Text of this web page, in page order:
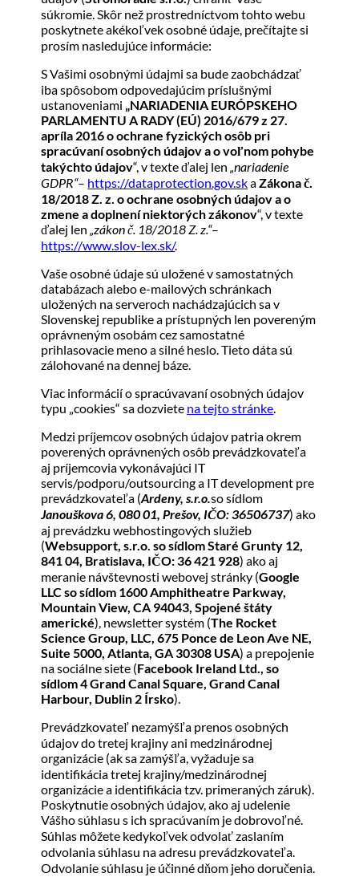
súkromie. Skôr než prostredníctvom tohto webu
poskytnete akékoľvek osobné údaje, prečítajte si
prosím nasledujúce informácie:
S Vašimi osobnými údajmi sa bude zaobchádzať
iba spôsobom odpovedajúcim príslušnými
ustanoveniami „NARIADENIA EURÓPSKEHO
PARLAMENTU A RADY (EÚ) 2016/679 z 27.
apríla 2016 o ochrane fyzických osôb pri
spracúvaní osobných údajov a o voľnom pohybe
takýchto údajov“, v texte ďalej len„nariadenie
GDPR“– https://dataprotection.gov.skaZákona č.
18/2018 Z. z. o ochrane osobných údajov a o
zmene a doplnení niektorých zákonov“, v texte
ďalej len„zákon č. 18/2018 Z. z.“–
https://www.slov-lex.sk/.
Vaše osobné údaje sú uložené v samostatných
databázach alebo e-mailových schránkach
uložených na serveroch nachádzajúcich sa v
Slovenskej republike a prístupných len povereným
oprávneným osobám cez samostatné
prihlasovacie meno a silné heslo. Tieto dáta sú
zálohované na dennej báze.
Viac informácií o spracúvavaní osobných údajov
typu „cookies“ sa dozviete na tejto stránke.
Medzi príjemcov osobných údajov patria okrem
poverených oprávnených osôb prevádzkovateľa
aj príjemcovia vykonávajúci IT
servis/podporu/outsourcing a IT development pre
prevádzkovateľa (Ardeny, s.r.o.so sídlom
Janouškova 6, 080 01, Prešov, IČO: 36506737) ako
aj prevádzku webhostingových služieb
(Websupport, s.r.o. so sídlom Staré Grunty 12,
841 04, Bratislava, IČO: 36 421 928) ako aj
meranie návštevnosti webovej stránky (Google
LLC so sídlom 1600 Amphitheatre Parkway,
Mountain View, CA 94043, Spojené štáty
americké), newsletter systém (The Rocket
Science Group, LLC, 675 Ponce de Leon Ave NE,
Suite 5000, Atlanta, GA 30308 USA) a prepojenie
na sociálne siete (Facebook Ireland Ltd., so
sídlom 4 Grand Canal Square, Grand Canal
Harbour, Dublin 2 Írsko).
Prevádzkovateľ nezamýšľa prenos osobných
údajov do tretej krajiny ani medzinárodnej
organizácie (ak sa zamýšľa, vyžaduje sa
identifikácia tretej krajiny/medzinárodnej
organizácie a identifikácia tzv. primeraných záruk).
Poskytnutie osobných údajov, ako aj udelenie
Vášho súhlasu s ich spracúvaním je dobrovoľné.
Súhlas môžete kedykoľvek odvolať zaslaním
odvolania súhlasu na adresu prevádzkovateľa.
Odvolanie súhlasu je účinné dňom jeho doručenia.